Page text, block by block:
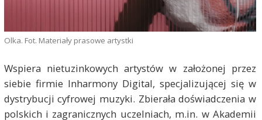
Olka. Fot. Materiały prasowe artystki
Wspiera nietuzinkowych artystów w założonej przez
siebie firmie Inharmony Digital, specjalizującej się w
dystrybucji cyfrowej muzyki. Zbierała doświadczenia w
polskich i zagranicznych uczelniach, m.in. w Akademii